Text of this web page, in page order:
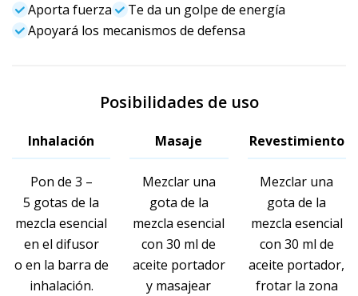
Aporta fuerza
Te da un golpe de energía
Apoyará los mecanismos de defensa
Posibilidades de uso
Inhalación
Pon de 3 –
5 gotas de la
mezcla esencial
en el difusor
o en la barra de
inhalación.
Masaje
Mezclar una
gota de la
mezcla esencial
con 30 ml de
aceite portador
y masajear
Revestimiento
Mezclar una
gota de la
mezcla esencial
con 30 ml de
aceite portador,
frotar la zona